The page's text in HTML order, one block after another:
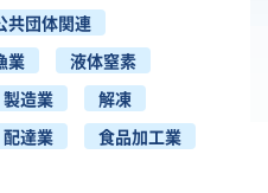
共団体関連
業
液体窒素
製造業
解凍
配達業
食品加工業